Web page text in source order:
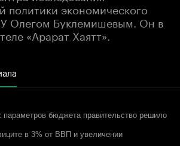
политики экономического
Олегом Буклемишевым. Он в
«Арарат Хаятт».
параметров бюджета правительство решило
в 3% от ВВП и увеличении